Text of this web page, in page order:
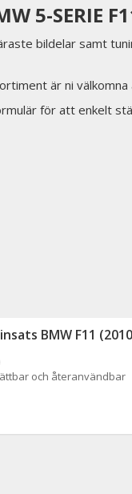
5-SERIE
bildelar samt
är ni
för att enkelt
BMW F11
och återanvändbar